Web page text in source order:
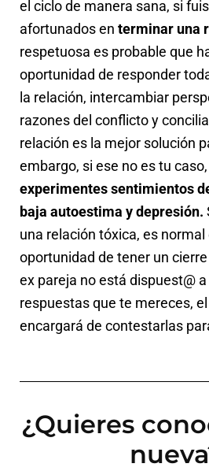
el ciclo de manera sana, si
afortunados en terminar una
respetuosa es probable que
oportunidad de responder
la relación, intercambiar
razones del conflicto y
relación es la mejor solución
embargo, si ese no es tu caso,
experimentes sentimientos
baja autoestima y depresión.
una relación tóxica, es
oportunidad de tener un
ex pareja no está dispuest@
respuestas que te mereces,
encargará de contestarlas
¿Quieres